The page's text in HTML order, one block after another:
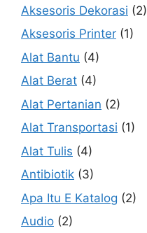
Aksesoris Dekorasi (2)
Aksesoris Printer (1)
Alat Bantu (4)
Alat Berat (4)
Alat Pertanian (2)
Alat Transportasi (1)
Alat Tulis (4)
Antibiotik (3)
Apa Itu E Katalog (2)
Audio (2)